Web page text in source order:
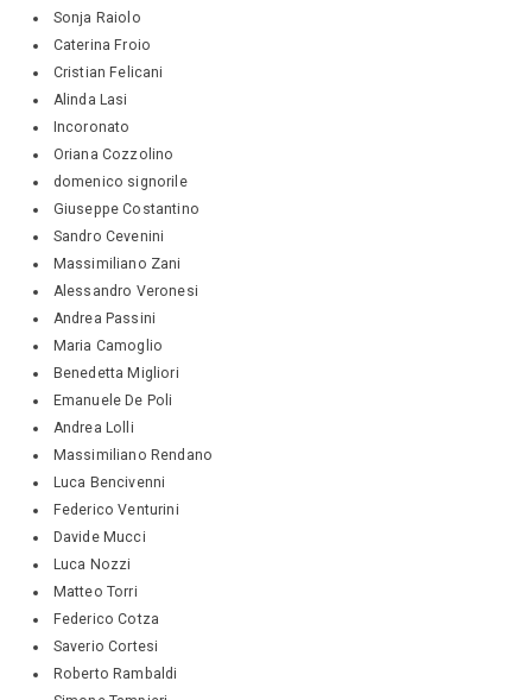
Sonja Raiolo
Caterina Froio
Cristian Felicani
Alinda Lasi
Incoronato
Oriana Cozzolino
domenico signorile
Giuseppe Costantino
Sandro Cevenini
Massimiliano Zani
Alessandro Veronesi
Andrea Passini
Maria Camoglio
Benedetta Migliori
Emanuele De Poli
Andrea Lolli
Massimiliano Rendano
Luca Bencivenni
Federico Venturini
Davide Mucci
Luca Nozzi
Matteo Torri
Federico Cotza
Saverio Cortesi
Roberto Rambaldi